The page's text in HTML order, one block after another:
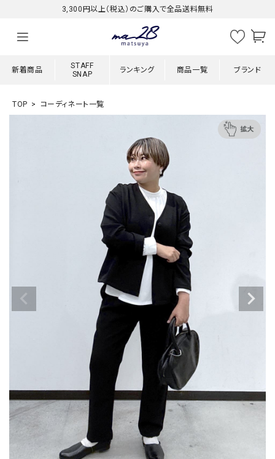
3,300円以上（税込）のご購入で全品送料無料
新着商品
STAFF
SNAP
ランキング 商品一覧 ブランド
TOP コーディネート一覧